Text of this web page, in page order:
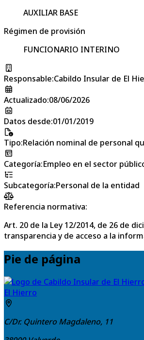
AUXILIAR BASE
Régimen de provisión
FUNCIONARIO INTERINO
Responsable:Cabildo Insular de El
Actualizado:08/06/2026
Datos desde:01/01/2019
Tipo:Relación nominal de personal
Categoría:Empleo en el sector
Subcategoría:Personal de la entidad
Referencia normativa:
Art. 20 de la Ley 12/2014, de 26 de
transparencia y de acceso a la
Pie de página
El Hierro
C/Dr. Quintero Magdaleno, 11